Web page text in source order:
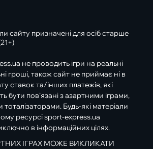
сайту призначені для осіб старше
не проводить ігри на реальні
гроші, також сайт не приймає ні в
ставок та/інших платежів, які
бути пов’язані з азартними іграми,
Будь-які матеріали
ресурсі sport-express.ua
в інформаційних цілях.
ІГРАХ МОЖЕ ВИКЛИКАТИ